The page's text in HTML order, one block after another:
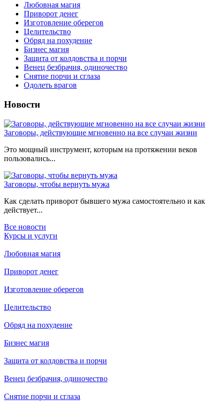
Любовная магия
Приворот денег
Изготовление оберегов
Целительство
Обряд на похудение
Бизнес магия
Защита от колдовства и порчи
Венец безбрачия, одиночество
Снятие порчи и сглаза
Одолеть врагов
Новости
Заговоры, действующие мгновенно на все случаи жизни
Это мощный инструмент, которым на протяжении веков
пользовались...
Заговоры, чтобы вернуть мужа
Как сделать приворот бывшего мужа самостоятельно и как
действует...
Все новости
Курсы и услуги
Любовная магия
Приворот денег
Изготовление оберегов
Целительство
Обряд на похудение
Бизнес магия
Защита от колдовства и порчи
Венец безбрачия, одиночество
Снятие порчи и сглаза